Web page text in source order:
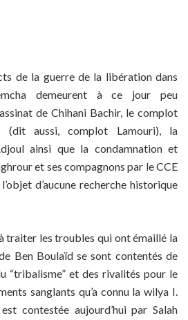
de la guerre de la libération dans
demeurent à ce jour peu
de Chihani Bachir, le complot
(dit aussi, complot Lamouri), la
ainsi que la condamnation et
et ses compagnons par le CCE
d’aucune recherche historique
traiter les troubles qui ont émaillé la
Ben Boulaïd se sont contentés de
“tribalisme” et des rivalités pour le
sanglants qu’a connu la wilya I.
contestée aujourd’hui par Salah